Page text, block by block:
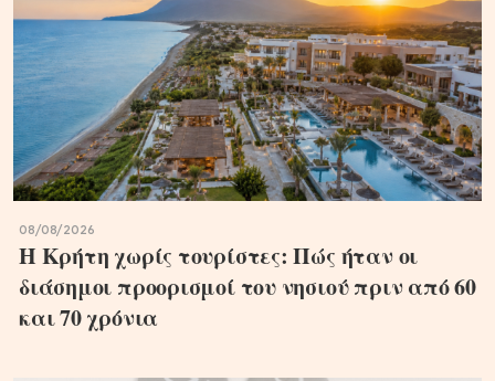
08/08/2026
Η Κρήτη χωρίς τουρίστες: Πώς ήταν οι
διάσημοι προορισμοί του νησιού πριν από 60
και 70 χρόνια